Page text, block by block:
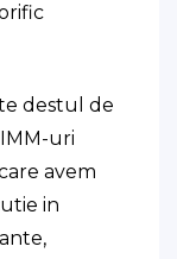
destul de
uri
avem
in